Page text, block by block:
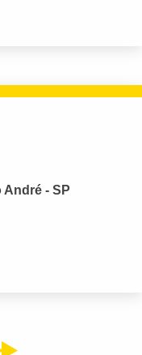
André - SP
Próximo